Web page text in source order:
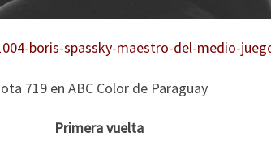
boris-spassky-maestro-del-medio-
719 en ABC Color de Paraguay
Primera vuelta